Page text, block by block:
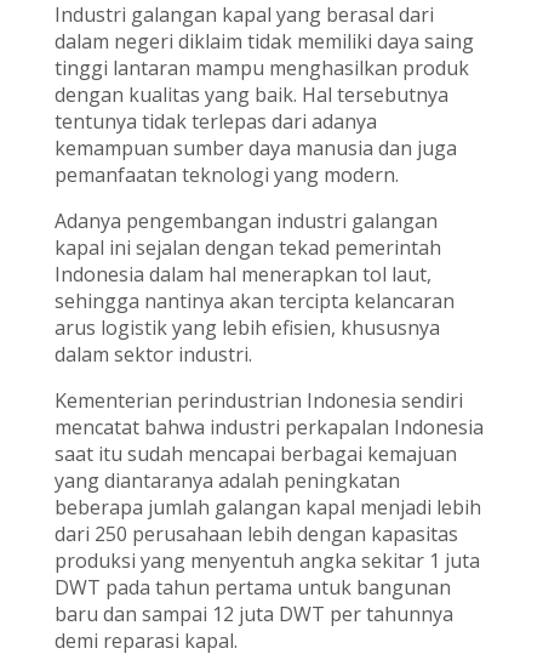
Industri galangan kapal yang berasal dari
dalam negeri diklaim tidak memiliki daya saing
tinggi lantaran mampu menghasilkan produk
dengan kualitas yang baik. Hal tersebutnya
tentunya tidak terlepas dari adanya
kemampuan sumber daya manusia dan juga
pemanfaatan teknologi yang modern.
Adanya pengembangan industri galangan
kapal ini sejalan dengan tekad pemerintah
Indonesia dalam hal menerapkan tol laut,
sehingga nantinya akan tercipta kelancaran
arus logistik yang lebih efisien, khususnya
dalam sektor industri.
Kementerian perindustrian Indonesia sendiri
mencatat bahwa industri perkapalan Indonesia
saat itu sudah mencapai berbagai kemajuan
yang diantaranya adalah peningkatan
beberapa jumlah galangan kapal menjadi lebih
dari 250 perusahaan lebih dengan kapasitas
produksi yang menyentuh angka sekitar 1 juta
DWT pada tahun pertama untuk bangunan
baru dan sampai 12 juta DWT per tahunnya
demi reparasi kapal.